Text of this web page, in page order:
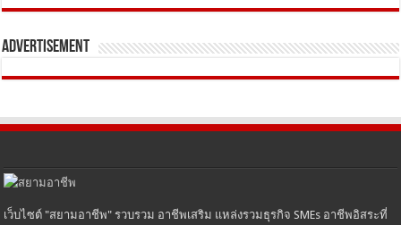
Advertisement
เว็บไซต์ "สยามอาชีพ" รวบรวม อาชีพเสริม แหล่งรวมธุรกิจ SMEs อาชีพอิสระที่